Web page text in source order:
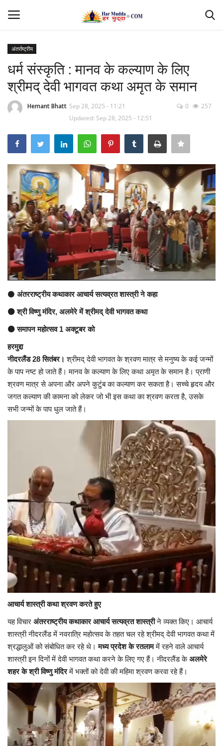
Home
Contact
मध्यप्रदेश
छत्तीसगढ़
उत्तर प्रदेश
अंतर्राष्ट्रीय
कला संस्कृति
धर्म
रेलवे
शख्सियत
मनोरंजन
धर्म-संस्कृति
विचार सरोकार
यात्री सरोकार
कर्मचारी सरोकार
कारोबार सरोकार
साहित्य सरोकार
सेहत सरोकार
सामाजिक सरोकार
अंतर्राष्ट्रीय
धर्म संस्कृति : मानव के कल्याण के लिए
श्रीमद् देवी भागवत कथा अमृत के समान
Hemant Bhatt Sep 28, 2025 - 11:21
Updated: Sep 28, 2025 - 12:51
0 257
⚫ अंतरराष्ट्रीय कथाकार आचार्य सत्यव्रत शास्त्री ने कहा
⚫ श्री विष्णु मंदिर, अलमेरे में श्रीमद् देवी भागवत कथा
⚫ समापन महोत्सव 1 अक्टूबर को
हरमुद्दा
नीदरलैंड 28 सितंबर। श्रीमद् देवी भागवत के श्रवण मात्र से मनुष्य के कई जन्मों
के पाप नष्ट हो जाते हैं। मानव के कल्याण के लिए कथा अमृत के समान है। प्राणी
श्रवण मात्र से अपना और अपने कुटुंब का कल्याण कर सकता है। सच्चे हृदय और
जगत कल्याण की कामना को लेकर जो भी इस कथा का श्रवण करता है, उसके
सभी जन्मों के पाप धुल जाते हैं।
आचार्य शास्त्री कथा श्रवण करते हुए
यह विचार अंतरराष्ट्रीय कथाकार आचार्य सत्यव्रत शास्त्रीने व्यक्त किए। आचार्य
शास्त्री नीदरलैंड में नवरात्रि महोत्सव के तहत चल रहे श्रीमद् देवी भागवत कथा में
श्रद्धालुओं को संबोधित कर रहे थे।मध्य प्रदेश के रतलाममें रहने वाले आचार्य
शास्त्री इन दिनों में देवी भागवत कथा करने के लिए गए हैं। नीदरलैंड केअलमेरे
शहर के श्री विष्णु मंदिरमें भक्तों को देवी की महिमा श्रवण करवा रहे हैं।